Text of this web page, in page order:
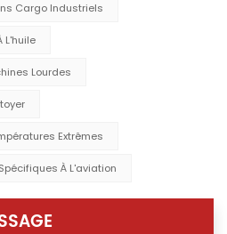
Cargo Industriels
L'huile
Lourdes
Extrêmes
À L'aviation